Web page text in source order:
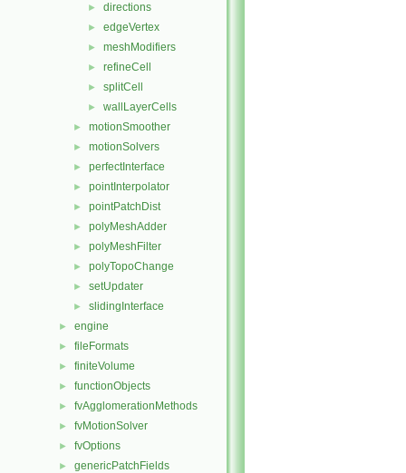
► directions
► edgeVertex
► meshModifiers
► refineCell
► splitCell
► wallLayerCells
► motionSmoother
► motionSolvers
► perfectInterface
► pointInterpolator
► pointPatchDist
► polyMeshAdder
► polyMeshFilter
► polyTopoChange
► setUpdater
► slidingInterface
► engine
► fileFormats
► finiteVolume
► functionObjects
► fvAgglomerationMethods
► fvMotionSolver
► fvOptions
► genericPatchFields